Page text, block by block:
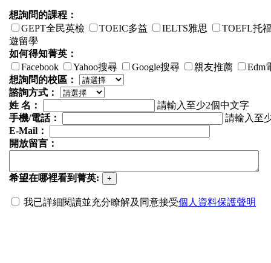
想詢問的課程：
GEPT全民英檢
TOEIC多益 IELTS雅思
TOEFL托
遊留學
如何得知菁英：
Facebook
Yahoo搜尋 Google搜尋 親友推薦
Edm
想詢問的校區：
諮詢方式：
姓 名：
請輸入至少2個中文字
手機/電話：
請輸入至
E-Mail：
開放留言：
希望在哪裡看到菁英:
我已詳細閱讀並充分瞭解及同意接受個人資料保護聲明